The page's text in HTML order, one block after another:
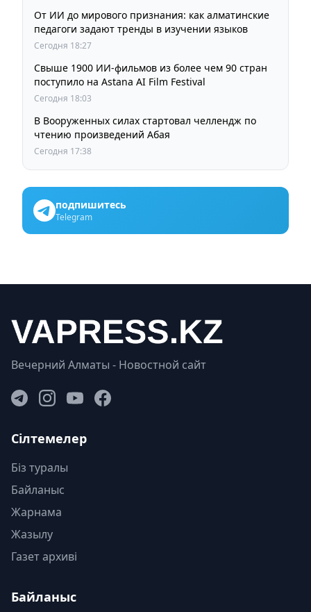
От ИИ до мирового признания: как алматинские
педагоги задают тренды в изучении языков
Сегодня 18:27
Свыше 1900 ИИ-фильмов из более чем 90 стран
поступило на Astana AI Film Festival
Сегодня 18:03
В Вооруженных силах стартовал челлендж по
чтению произведений Абая
Сегодня 17:38
подпишитесь
Telegram
Вечерний Алматы - Новостной сайт
Сілтемелер
Біз туралы
Байланыс
Жарнама
Жазылу
Газет архиві
Байланыс